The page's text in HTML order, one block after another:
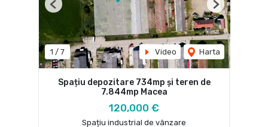
1 / 7 Video Harta
Previous Next
Spațiu depozitare 734mp și teren de
7.844mp Macea
120,000 €
Spațiu industrial de vânzare